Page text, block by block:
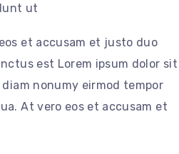
ut
et accusam et justo duo
est Lorem ipsum dolor sit
nonumy eirmod tempor
At vero eos et accusam et